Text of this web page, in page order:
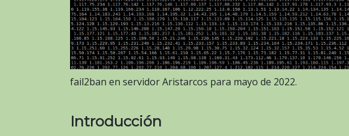
fail2ban en servidor Aristarcos para mayo de 2022.
Introducción